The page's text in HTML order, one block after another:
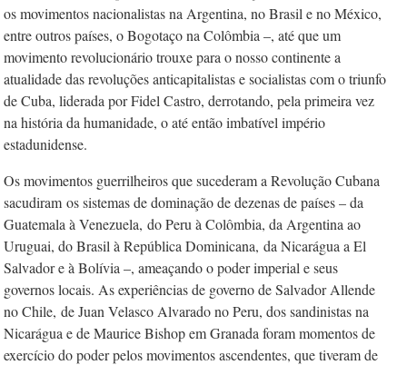
os movimentos nacionalistas na Argentina, no Brasil e no México,
entre outros países, o Bogotaço na Colômbia –, até que um
movimento revolucionário trouxe para o nosso continente a
atualidade das revoluções anticapitalistas e socialistas com o triunfo
de Cuba, liderada por Fidel Castro, derrotando, pela primeira vez
na história da humanidade, o até então imbatível império
estadunidense.
Os movimentos guerrilheiros que sucederam a Revolução Cubana
sacudiram os sistemas de dominação de dezenas de países – da
Guatemala à Venezuela, do Peru à Colômbia, da Argentina ao
Uruguai, do Brasil à República Dominicana, da Nicarágua a El
Salvador e à Bolívia –, ameaçando o poder imperial e seus
governos locais. As experiências de governo de Salvador Allende
no Chile, de Juan Velasco Alvarado no Peru, dos sandinistas na
Nicarágua e de Maurice Bishop em Granada foram momentos de
exercício do poder pelos movimentos ascendentes, que tiveram de